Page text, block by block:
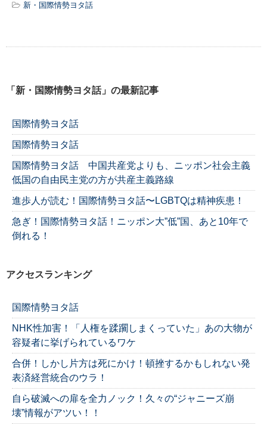
新・国際情勢ヨタ話
「新・国際情勢ヨタ話」の最新記事
国際情勢ヨタ話
国際情勢ヨタ話
国際情勢ヨタ話 中国共産党よりも、ニッポン社会主義
低国の自由民主党の方が共産主義路線
進歩人が読む！国際情勢ヨタ話〜LGBTQは精神疾患！
急ぎ！国際情勢ヨタ話！ニッポン大”低”国、あと10年で
倒れる！
アクセスランキング
国際情勢ヨタ話
NHK性加害！「人権を蹂躙しまくっていた」あの大物が
容疑者に挙げられているワケ
合併！しかし片方は死にかけ！頓挫するかもしれない発
表済経営統合のウラ！
自ら破滅への扉を全力ノック！久々の“ジャニーズ崩
壊”情報がアツい！！